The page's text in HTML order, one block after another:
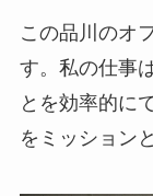
この品川のオ
す。私の仕事
とを効率的に
をミッション